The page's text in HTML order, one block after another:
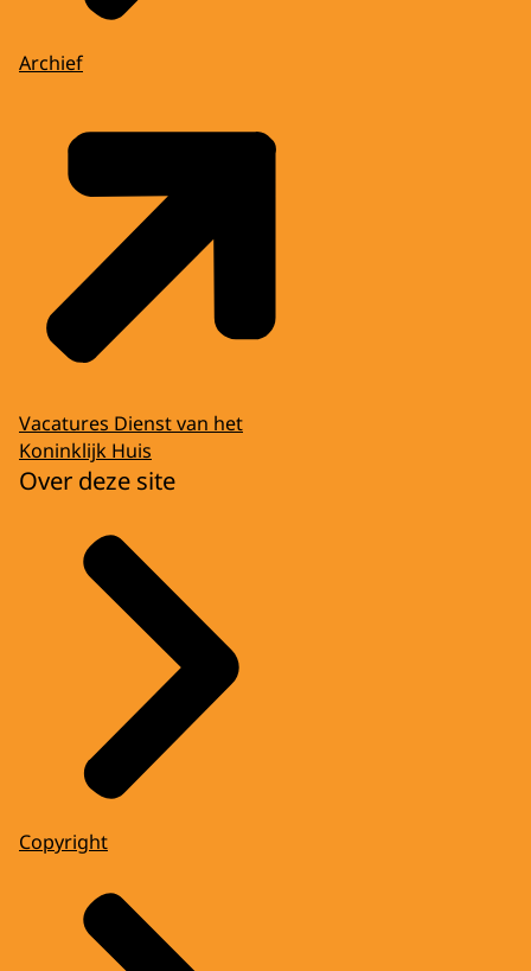
Archief
Vacatures Dienst van het
Koninklijk Huis
Over deze site
Copyright